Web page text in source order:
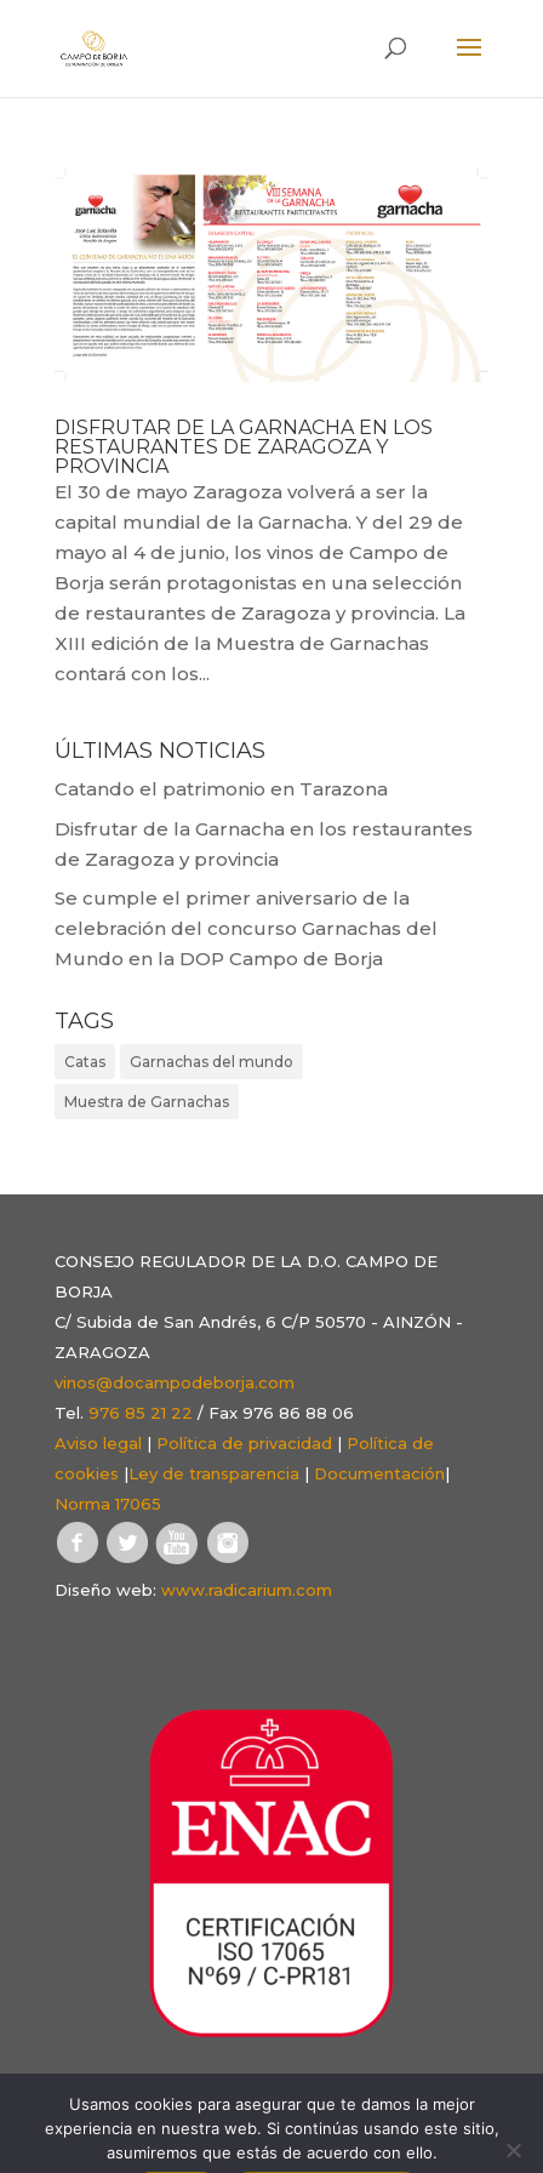
DISFRUTAR DE LA GARNACHA EN LOS
RESTAURANTES DE ZARAGOZA Y
PROVINCIA
El 30 de mayo Zaragoza volverá a ser la
capital mundial de la Garnacha. Y del 29 de
mayo al 4 de junio, los vinos de Campo de
Borja serán protagonistas en una selección
de restaurantes de Zaragoza y provincia. La
XIII edición de la Muestra de Garnachas
contará con los...
ÚLTIMAS NOTICIAS
Catando el patrimonio en Tarazona
Disfrutar de la Garnacha en los restaurantes
de Zaragoza y provincia
Se cumple el primer aniversario de la
celebración del concurso Garnachas del
Mundo en la DOP Campo de Borja
TAGS
Catas Garnachas del mundo
Muestra de Garnachas
CONSEJO REGULADOR DE LA D.O. CAMPO DE
BORJA
C/ Subida de San Andrés, 6 C/P 50570 - AINZÓN -
ZARAGOZA
vinos@docampodeborja.com
Tel. 976 85 21 22 / Fax 976 86 88 06
Aviso legal | Política de privacidad | Política de
cookies |Ley de transparencia | Documentación|
Norma 17065
Diseño web: www.radicarium.com
Usamos cookies para asegurar que te damos la mejor
experiencia en nuestra web. Si continúas usando este sitio,
asumiremos que estás de acuerdo con ello.